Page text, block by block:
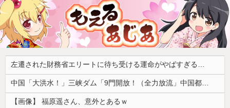
左遷された財務省エリートに待ち受ける運命がやばすぎる！と話題に、経歴自体はとんでもないものだが……
中国「大洪水！」三峡ダム「9門開放！（全力放流」中国都市「三峡沿線の道路水没」中国政府「高速道路封鎖！」中国ダム「緊急放流に合わせて開門（土砂崩れ発生」→
【画像】 福原遥さん、意外とあるｗ